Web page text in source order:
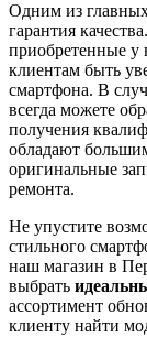
Одним из
гарантия
приобретенные у
клиентам быть
смартфона. В
всегда можете
получения
обладают
оригинальные
ремонта.
Не упустите
стильного
наш магазин в
выбрать
ассортимент
клиенту найти